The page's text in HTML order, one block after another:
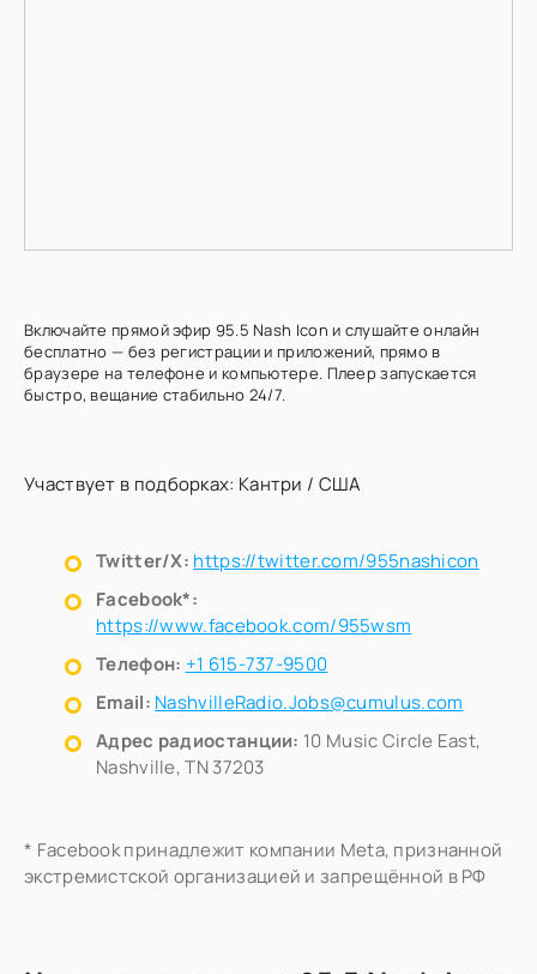
Включайте прямой эфир 95.5 Nash Icon и слушайте онлайн
бесплатно — без регистрации и приложений, прямо в
браузере на телефоне и компьютере. Плеер запускается
быстро, вещание стабильно 24/7.
Участвует в подборках: Кантри / США
Twitter/X: https://twitter.com/955nashicon
Facebook*:
https://www.facebook.com/955wsm
Телефон: +1 615-737-9500
Email: NashvilleRadio.Jobs@cumulus.com
Адрес радиостанции: 10 Music Circle East,
Nashville, TN 37203
* Facebook принадлежит компании Meta, признанной
экстремистской организацией и запрещённой в РФ